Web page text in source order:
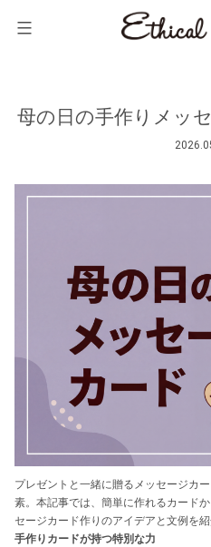
母の日の手作りメッ
プレゼントと一緒に贈るメッセージカ
素。本記事では、簡単に作れるカード
セージカード作りのアイデアと文例を紹
手作りカードが持つ特別な力